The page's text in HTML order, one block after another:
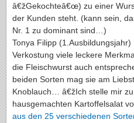
â€žGekochteâ€œ) zu einer
der Kunden steht. (kann sein,
Nr. 1 zu dominant sind…)
Tonya Filipp
Verkostung viele leckere
die Fleischwurst auch
beiden Sorten mag sie am
Knoblauch… â€žIch stelle mir
hausgemachten Kartoffelsalat
aus den 25 verschiedenen